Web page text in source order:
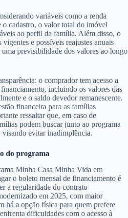
variáveis como a renda
o cadastro, o valor total do imóvel
ao perfil da família. Além disso, o
e possíveis reajustes anuais
uma previsibilidade dos valores ao longo
o comprador tem acesso a
incluindo os valores das
e o saldo devedor remanescente.
financeira para as famílias
ressaltar que, em caso de
podem buscar junto ao programa
visando evitar inadimplência.
do programa
Minha Casa Minha Vida em
o boleto mensal de financiamento é
a regularidade do contrato
em 2025, com maior
há a opção física para quem prefere
dificuldades com o acesso à